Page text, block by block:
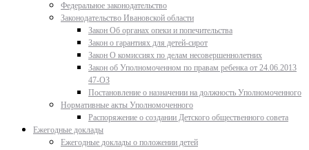
Федеральное законодательство
Законодательство Ивановской области
Закон Об органах опеки и попечительства
Закон о гарантиях для детей-сирот
Закон О комиссиях по делам несовершеннолетних
Закон об Уполномоченном по правам ребенка от 24.06.2013
47-ОЗ
Постановление о назначении на должность Уполномоченного
Нормативные акты Уполномоченного
Распоряжение о создании Детского общественного совета
Ежегодные доклады
Ежегодные доклады о положении детей